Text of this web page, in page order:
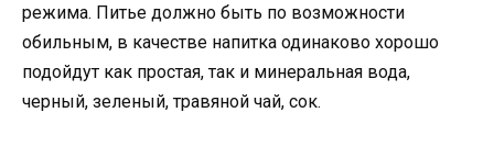
режима. Питье должно быть по возможности
обильным, в качестве напитка одинаково хорошо
подойдут как простая, так и минеральная вода,
черный, зеленый, травяной чай, сок.